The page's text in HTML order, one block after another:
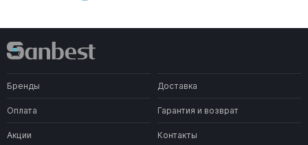
Бренды Доставка
Оплата Гарантия и возврат
Акции Контакты